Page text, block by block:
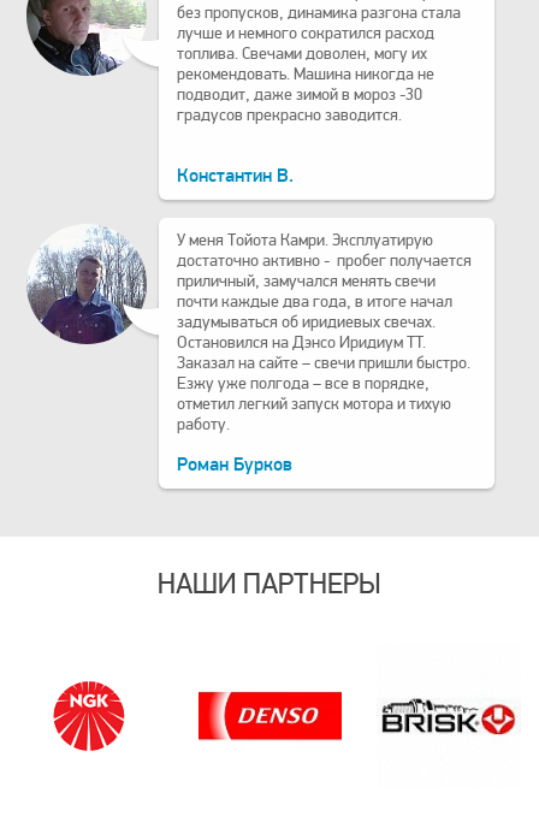
без пропусков, динамика разгона стала
лучше и немного сократился расход
топлива. Свечами доволен, могу их
рекомендовать. Машина никогда не
подводит, даже зимой в мороз -30
градусов прекрасно заводится.
Константин В.
У меня Тойота Камри. Эксплуатирую
достаточно активно - пробег получается
приличный, замучался менять свечи
почти каждые два года, в итоге начал
задумываться об иридиевых свечах.
Остановился на Дэнсо Иридиум TT.
Заказал на сайте – свечи пришли быстро.
Езжу уже полгода – все в порядке,
отметил легкий запуск мотора и тихую
работу.
Роман Бурков
НАШИ ПАРТНЕРЫ